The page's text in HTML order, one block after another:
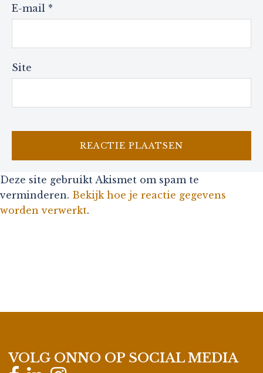
E-mail *
Site
Deze site gebruikt Akismet om spam te
verminderen. Bekijk hoe je reactie gegevens
worden verwerkt.
VOLG ONNO OP SOCIAL MEDIA